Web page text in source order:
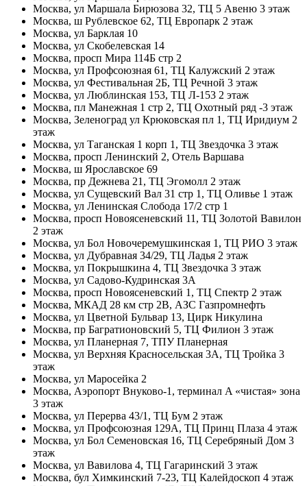
Москва, ул Маршала Бирюзова 32, ТЦ 5 Авеню 3 этаж
Москва, ш Рублевское 62, ТЦ Европарк 2 этаж
Москва, ул Барклая 10
Москва, ул Скобелевская 14
Москва, просп Мира 114Б стр 2
Москва, ул Профсоюзная 61, ТЦ Калужский 2 этаж
Москва, ул Фестивальная 2Б, ТЦ Речной 3 этаж
Москва, ул Люблинская 153, ТЦ Л-153 2 этаж
Москва, пл Манежная 1 стр 2, ТЦ Охотный ряд -3 этаж
Москва, Зеленоград ул Крюковская пл 1, ТЦ Иридиум 2
этаж
Москва, ул Таганская 1 корп 1, ТЦ Звездочка 3 этаж
Москва, просп Ленинский 2, Отель Варшава
Москва, ш Ярославское 69
Москва, пр Дежнева 21, ТЦ Эгомолл 2 этаж
Москва, ул Сущевский Вал 31 стр 1, ТЦ Оливье 1 этаж
Москва, ул Ленинская Слобода 17/2 стр 1
Москва, просп Новоясеневский 11, ТЦ Золотой Вавилон
2 этаж
Москва, ул Бол Новочеремушкинская 1, ТЦ РИО 3 этаж
Москва, ул Дубравная 34/29, ТЦ Ладья 2 этаж
Москва, ул Покрышкина 4, ТЦ Звездочка 3 этаж
Москва, ул Садово-Кудринская 3А
Москва, просп Новоясеневский 1, ТЦ Спектр 2 этаж
Москва, МКАД 28 км стр 2В, АЗС Газпромнефть
Москва, ул Цветной Бульвар 13, Цирк Никулина
Москва, пр Багратионовский 5, ТЦ Филион 3 этаж
Москва, ул Планерная 7, ТПУ Планерная
Москва, ул Верхняя Красносельская 3А, ТЦ Тройка 3
этаж
Москва, ул Маросейка 2
Москва, Аэропорт Внуково-1, терминал A «чистая» зона
3 этаж
Москва, ул Перерва 43/1, ТЦ Бум 2 этаж
Москва, ул Профсоюзная 129А, ТЦ Принц Плаза 4 этаж
Москва, ул Бол Семеновская 16, ТЦ Серебряный Дом 3
этаж
Москва, ул Вавилова 4, ТЦ Гагаринский 3 этаж
Москва, бул Химкинский 7-23, ТЦ Калейдоскоп 4 этаж